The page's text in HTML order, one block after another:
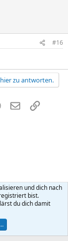
#16
zu antworten.
WhatsApp
E-MailLink
Hilfe
R
und dich nach
bist.
du dich damit